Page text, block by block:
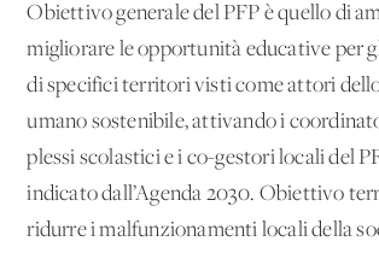
Obiettivo generale del PFP è quello di
migliorare le opportunità educative per
di specifici territori visti come attori
umano sostenibile, attivando i
plessi scolastici e i co-gestori locali del
indicato dall’Agenda 2030. Obiettivo
ridurre i malfunzionamenti locali della